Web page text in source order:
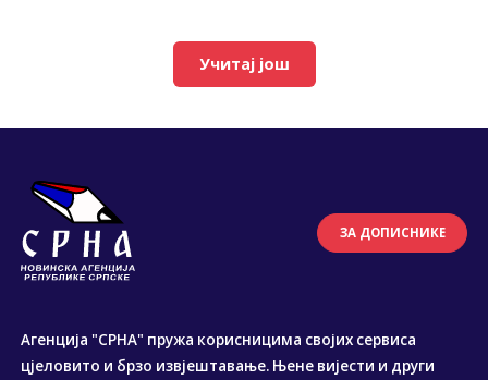
Учитај још
ЗА ДОПИСНИКЕ
Агенција "СРНА" пружа корисницима својих сервиса
цјеловито и брзо извјештавање. Њене вијести и други